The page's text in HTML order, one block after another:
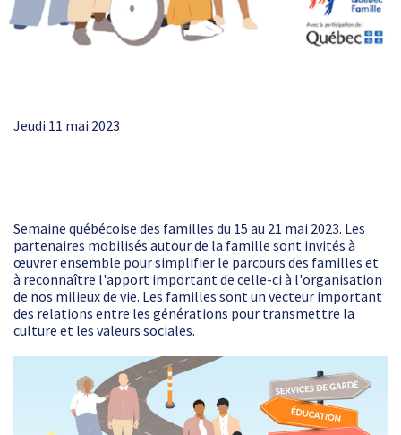
Jeudi 11 mai 2023
Semaine québécoise des familles du 15 au 21 mai 2023. Les
partenaires mobilisés autour de la famille sont invités à
œuvrer ensemble pour simplifier le parcours des familles et
à reconnaître l'apport important de celle-ci à l'organisation
de nos milieux de vie. Les familles sont un vecteur important
des relations entre les générations pour transmettre la
culture et les valeurs sociales.